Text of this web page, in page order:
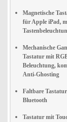
Magnetische
für Apple iPad,
Mechanische
Tastatur mit
Beleuchtung,
Anti-Ghosting
Faltbare
Bluetooth
Tastatur mit